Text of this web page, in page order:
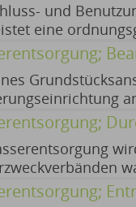
und
eine
des
Bayerisches